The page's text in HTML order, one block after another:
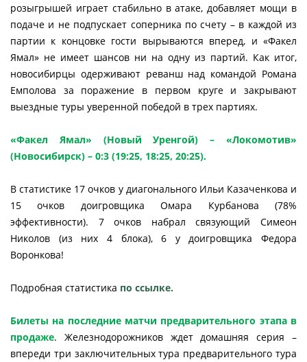
розыгрышей играет стабильно в атаке, добавляет мощи в
подаче и не подпускает соперника по счету – в каждой из
партии к концовке гости вырываются вперед, и «Факел
Ямал» не имеет шансов ни на одну из партий. Как итог,
новосибирцы одерживают реванш над командой Романа
Емполова за поражение в первом круге и закрывают
выездные туры уверенной победой в трех партиях.
«Факел Ямал» (Новый Уренгой) – «Локомотив»
(Новосибирск) – 0:3 (19:25, 18:25, 20:25).
В статистике 17 очков у диагонального Ильи Казаченкова и
15 очков доигровщика Омара Курбанова (78%
эффективности). 7 очков набрал связующий Симеон
Николов (из них 4 блока), 6 у доигровщика Федора
Воронкова!
Подробная статистика по ссылке.
Билеты на последние матчи предварительного этапа в
продаже. Железнодорожников ждет домашняя серия –
впереди три заключительных тура предварительного тура